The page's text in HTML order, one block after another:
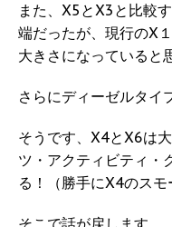
また、X5とX3と比較
端だったが、現行のX
大きさになっていると
さらにディーゼルタイ
そうです、X4とX6は
ツ・アクティビティ・
る！（勝手にX4のスモ